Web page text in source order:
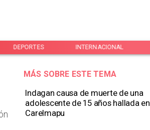
DEPORTES INTERNACIONAL
Indagan causa de muerte de una
adolescente de 15 años hallada en
Carelmapu
MÁS SOBRE ESTE TEMA